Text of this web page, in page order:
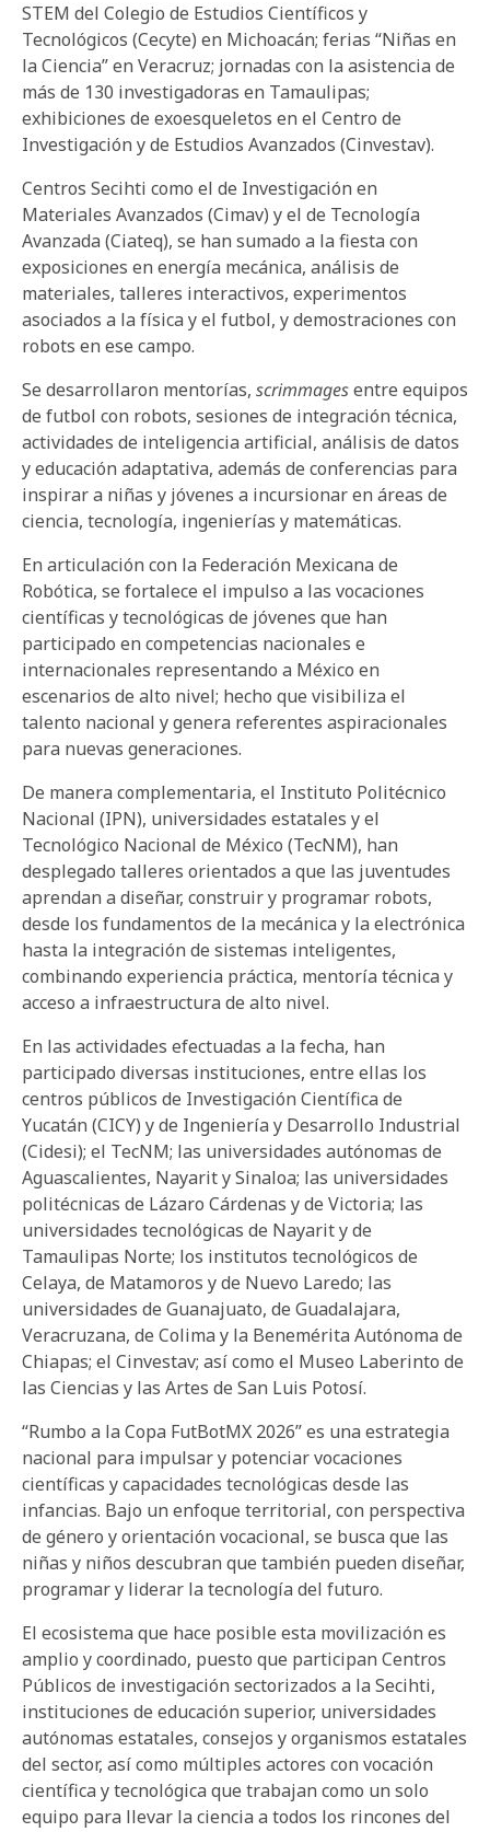
STEM del Colegio de Estudios Científicos y
Tecnológicos (Cecyte) en Michoacán; ferias “Niñas en
la Ciencia” en Veracruz; jornadas con la asistencia de
más de 130 investigadoras en Tamaulipas;
exhibiciones de exoesqueletos en el Centro de
Investigación y de Estudios Avanzados (Cinvestav).
Centros Secihti como el de Investigación en
Materiales Avanzados (Cimav) y el de Tecnología
Avanzada (Ciateq), se han sumado a la fiesta con
exposiciones en energía mecánica, análisis de
materiales, talleres interactivos, experimentos
asociados a la física y el futbol, y demostraciones con
robots en ese campo.
Se desarrollaron mentorías, scrimmagesentre equipos
de futbol con robots, sesiones de integración técnica,
actividades de inteligencia artificial, análisis de datos
y educación adaptativa, además de conferencias para
inspirar a niñas y jóvenes a incursionar en áreas de
ciencia, tecnología, ingenierías y matemáticas.
En articulación con la Federación Mexicana de
Robótica, se fortalece el impulso a las vocaciones
científicas y tecnológicas de jóvenes que han
participado en competencias nacionales e
internacionales representando a México en
escenarios de alto nivel; hecho que visibiliza el
talento nacional y genera referentes aspiracionales
para nuevas generaciones.
De manera complementaria, el Instituto Politécnico
Nacional (IPN), universidades estatales y el
Tecnológico Nacional de México (TecNM), han
desplegado talleres orientados a que las juventudes
aprendan a diseñar, construir y programar robots,
desde los fundamentos de la mecánica y la electrónica
hasta la integración de sistemas inteligentes,
combinando experiencia práctica, mentoría técnica y
acceso a infraestructura de alto nivel.
En las actividades efectuadas a la fecha, han
participado diversas instituciones, entre ellas los
centros públicos de Investigación Científica de
Yucatán (CICY) y de Ingeniería y Desarrollo Industrial
(Cidesi); el TecNM; las universidades autónomas de
Aguascalientes, Nayarit y Sinaloa; las universidades
politécnicas de Lázaro Cárdenas y de Victoria; las
universidades tecnológicas de Nayarit y de
Tamaulipas Norte; los institutos tecnológicos de
Celaya, de Matamoros y de Nuevo Laredo; las
universidades de Guanajuato, de Guadalajara,
Veracruzana, de Colima y la Benemérita Autónoma de
Chiapas; el Cinvestav; así como el Museo Laberinto de
las Ciencias y las Artes de San Luis Potosí.
“Rumbo a la Copa FutBotMX 2026” es una estrategia
nacional para impulsar y potenciar vocaciones
científicas y capacidades tecnológicas desde las
infancias. Bajo un enfoque territorial, con perspectiva
de género y orientación vocacional, se busca que las
niñas y niños descubran que también pueden diseñar,
programar y liderar la tecnología del futuro.
El ecosistema que hace posible esta movilización es
amplio y coordinado, puesto que participan Centros
Públicos de investigación sectorizados a la Secihti,
instituciones de educación superior, universidades
autónomas estatales, consejos y organismos estatales
del sector, así como múltiples actores con vocación
científica y tecnológica que trabajan como un solo
equipo para llevar la ciencia a todos los rincones del